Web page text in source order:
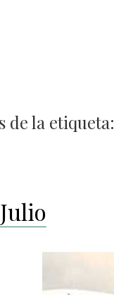
de la etiqueta: